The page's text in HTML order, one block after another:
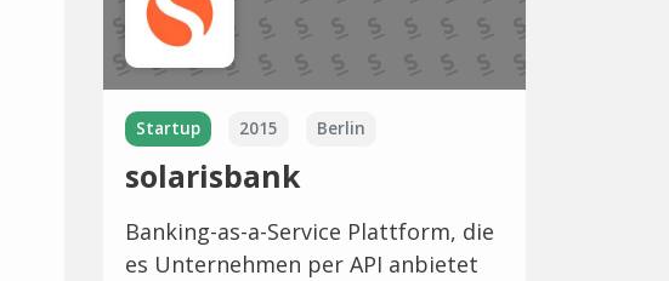
Startup 2015 Berlin
solarisbank
Banking-as-a-Service Plattform, die
es Unternehmen per API anbietet